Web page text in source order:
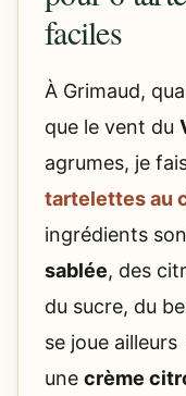
faciles
À Grimaud,
que le vent du
agrumes, je
tartelettes au
ingrédients
sablée, des
du sucre, du
se joue
une crème